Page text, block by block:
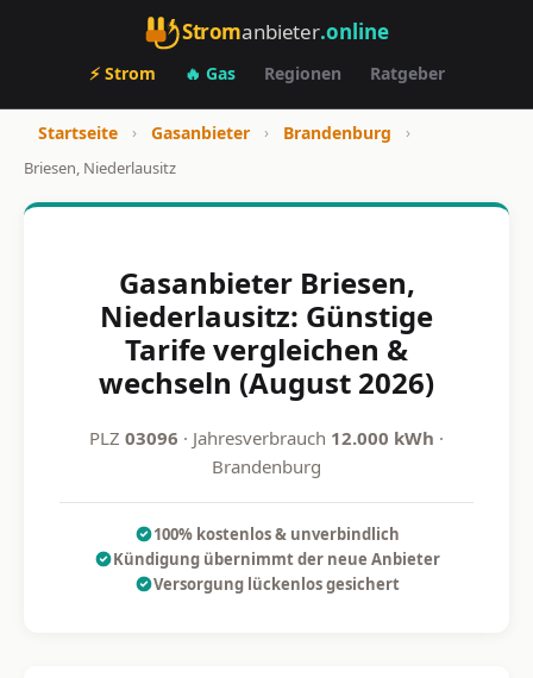
Stromanbieter.online
⚡ Strom 🔥 Gas Regionen Ratgeber
Startseite › Gasanbieter › Brandenburg
›
Briesen, Niederlausitz
Gasanbieter Briesen,
Niederlausitz: Günstige
Tarife vergleichen &
wechseln (August 2026)
PLZ 03096 · Jahresverbrauch 12.000 kWh ·
Brandenburg
100% kostenlos & unverbindlich
Kündigung übernimmt der neue Anbieter
Versorgung lückenlos gesichert